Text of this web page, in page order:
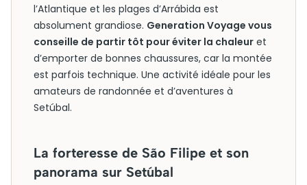
l’Atlantique et les plages d’Arrábida est
absolument grandiose. Generation Voyage vous
conseille de partir tôt pour éviter la chaleur et
d’emporter de bonnes chaussures, car la montée
est parfois technique. Une activité idéale pour les
amateurs de randonnée et d’aventures à
Setúbal.
La forteresse de São Filipe et son
panorama sur Setúbal